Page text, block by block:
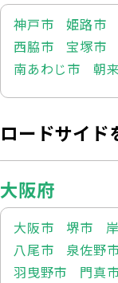
神戸市 姫路市
西脇市
宝塚市
南あわじ市
朝
ロードサイド
大阪府
大阪市 堺市
八尾市
泉佐野
羽曳野市
門真